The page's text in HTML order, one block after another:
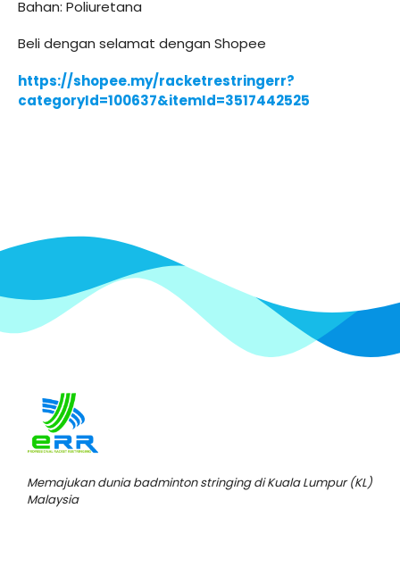
Bahan: Poliuretana
Beli dengan selamat dengan Shopee
https://shopee.my/racketrestringerr?
categoryId=100637&itemId=3517442525
Memajukan dunia badminton stringing di Kuala Lumpur (KL)
Malaysia